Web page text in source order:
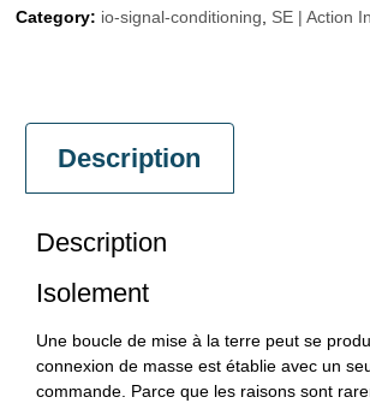
Category: io-signal-conditioning SE | Action
Description
Description
Isolement
Une boucle de mise à la terre peut se
connexion de masse est établie avec un
commande. Parce que les raisons sont